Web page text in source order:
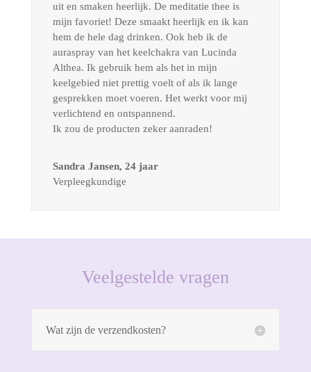
uit en smaken heerlijk. De meditatie thee is
mijn favoriet! Deze smaakt heerlijk en ik kan
hem de hele dag drinken. Ook heb ik de
auraspray van het keelchakra van Lucinda
Althea. Ik gebruik hem als het in mijn
keelgebied niet prettig voelt of als ik lange
gesprekken moet voeren. Het werkt voor mij
verlichtend en ontspannend.
Ik zou de producten zeker aanraden!
Sandra Jansen, 24 jaar
Verpleegkundige
Veelgestelde vragen
Wat zijn de verzendkosten?